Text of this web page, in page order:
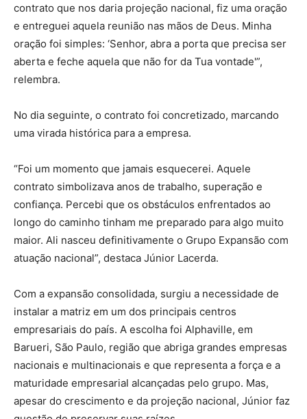
contrato que nos daria projeção nacional, fiz uma oração
e entreguei aquela reunião nas mãos de Deus. Minha
oração foi simples: ‘Senhor, abra a porta que precisa ser
aberta e feche aquela que não for da Tua vontade'”,
relembra.
No dia seguinte, o contrato foi concretizado, marcando
uma virada histórica para a empresa.
“Foi um momento que jamais esquecerei. Aquele
contrato simbolizava anos de trabalho, superação e
confiança. Percebi que os obstáculos enfrentados ao
longo do caminho tinham me preparado para algo muito
maior. Ali nasceu definitivamente o Grupo Expansão com
atuação nacional”, destaca Júnior Lacerda.
Com a expansão consolidada, surgiu a necessidade de
instalar a matriz em um dos principais centros
empresariais do país. A escolha foi Alphaville, em
Barueri, São Paulo, região que abriga grandes empresas
nacionais e multinacionais e que representa a força e a
maturidade empresarial alcançadas pelo grupo. Mas,
apesar do crescimento e da projeção nacional, Júnior faz